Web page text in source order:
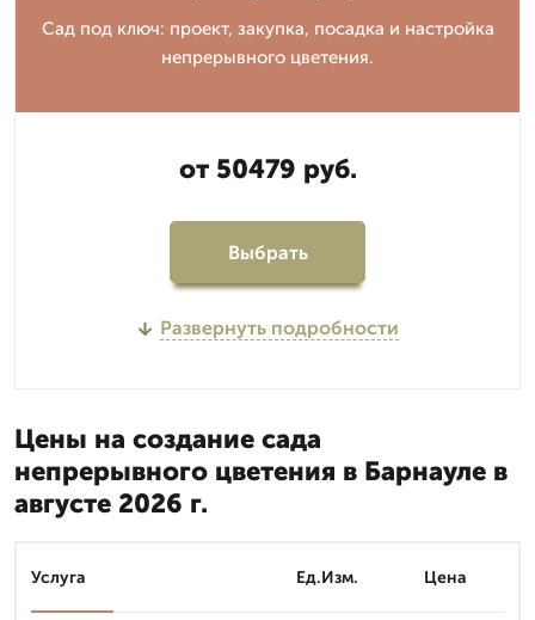
Сад под ключ: проект, закупка, посадка и настройка
непрерывного цветения.
от 50479 руб.
Выбрать
Развернуть подробности
Цены на создание сада
непрерывного цветения в Барнауле в
августе 2026 г.
Услуга Ед.Изм. Цена